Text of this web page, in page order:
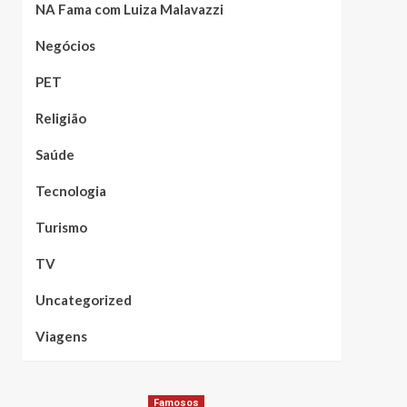
NA Fama com Luiza Malavazzi
Negócios
PET
Religião
Saúde
Tecnologia
Turismo
TV
Uncategorized
Viagens
Famosos